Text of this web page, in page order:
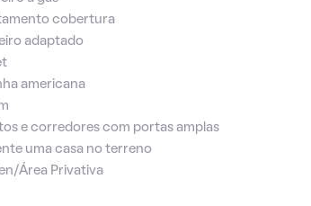
cobertura
adaptado
americana
e corredores com portas amplas
uma casa no terreno
Área Privativa